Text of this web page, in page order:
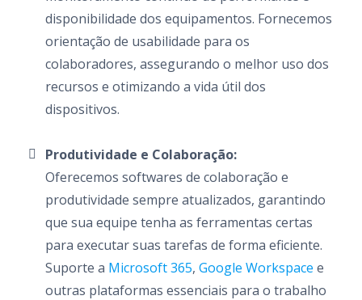
disponibilidade dos equipamentos. Fornecemos
orientação de usabilidade para os
colaboradores, assegurando o melhor uso dos
recursos e otimizando a vida útil dos
dispositivos.
Produtividade e Colaboração:
Oferecemos softwares de colaboração e
produtividade sempre atualizados, garantindo
que sua equipe tenha as ferramentas certas
para executar suas tarefas de forma eficiente.
Suporte a Microsoft 365, Google Workspace e
outras plataformas essenciais para o trabalho